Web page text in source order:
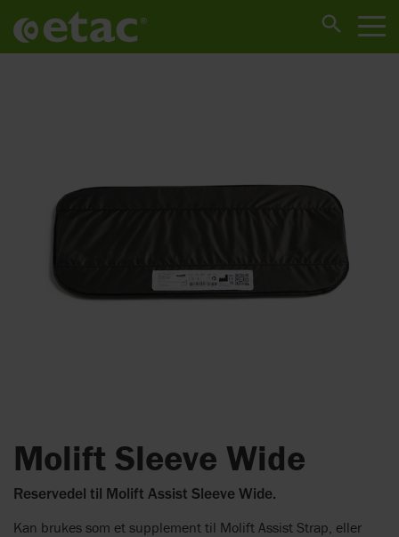
Molift Sleeve Wide
Reservedel til Molift Assist Sleeve Wide.
Kan brukes som et supplement til Molift Assist Strap, eller